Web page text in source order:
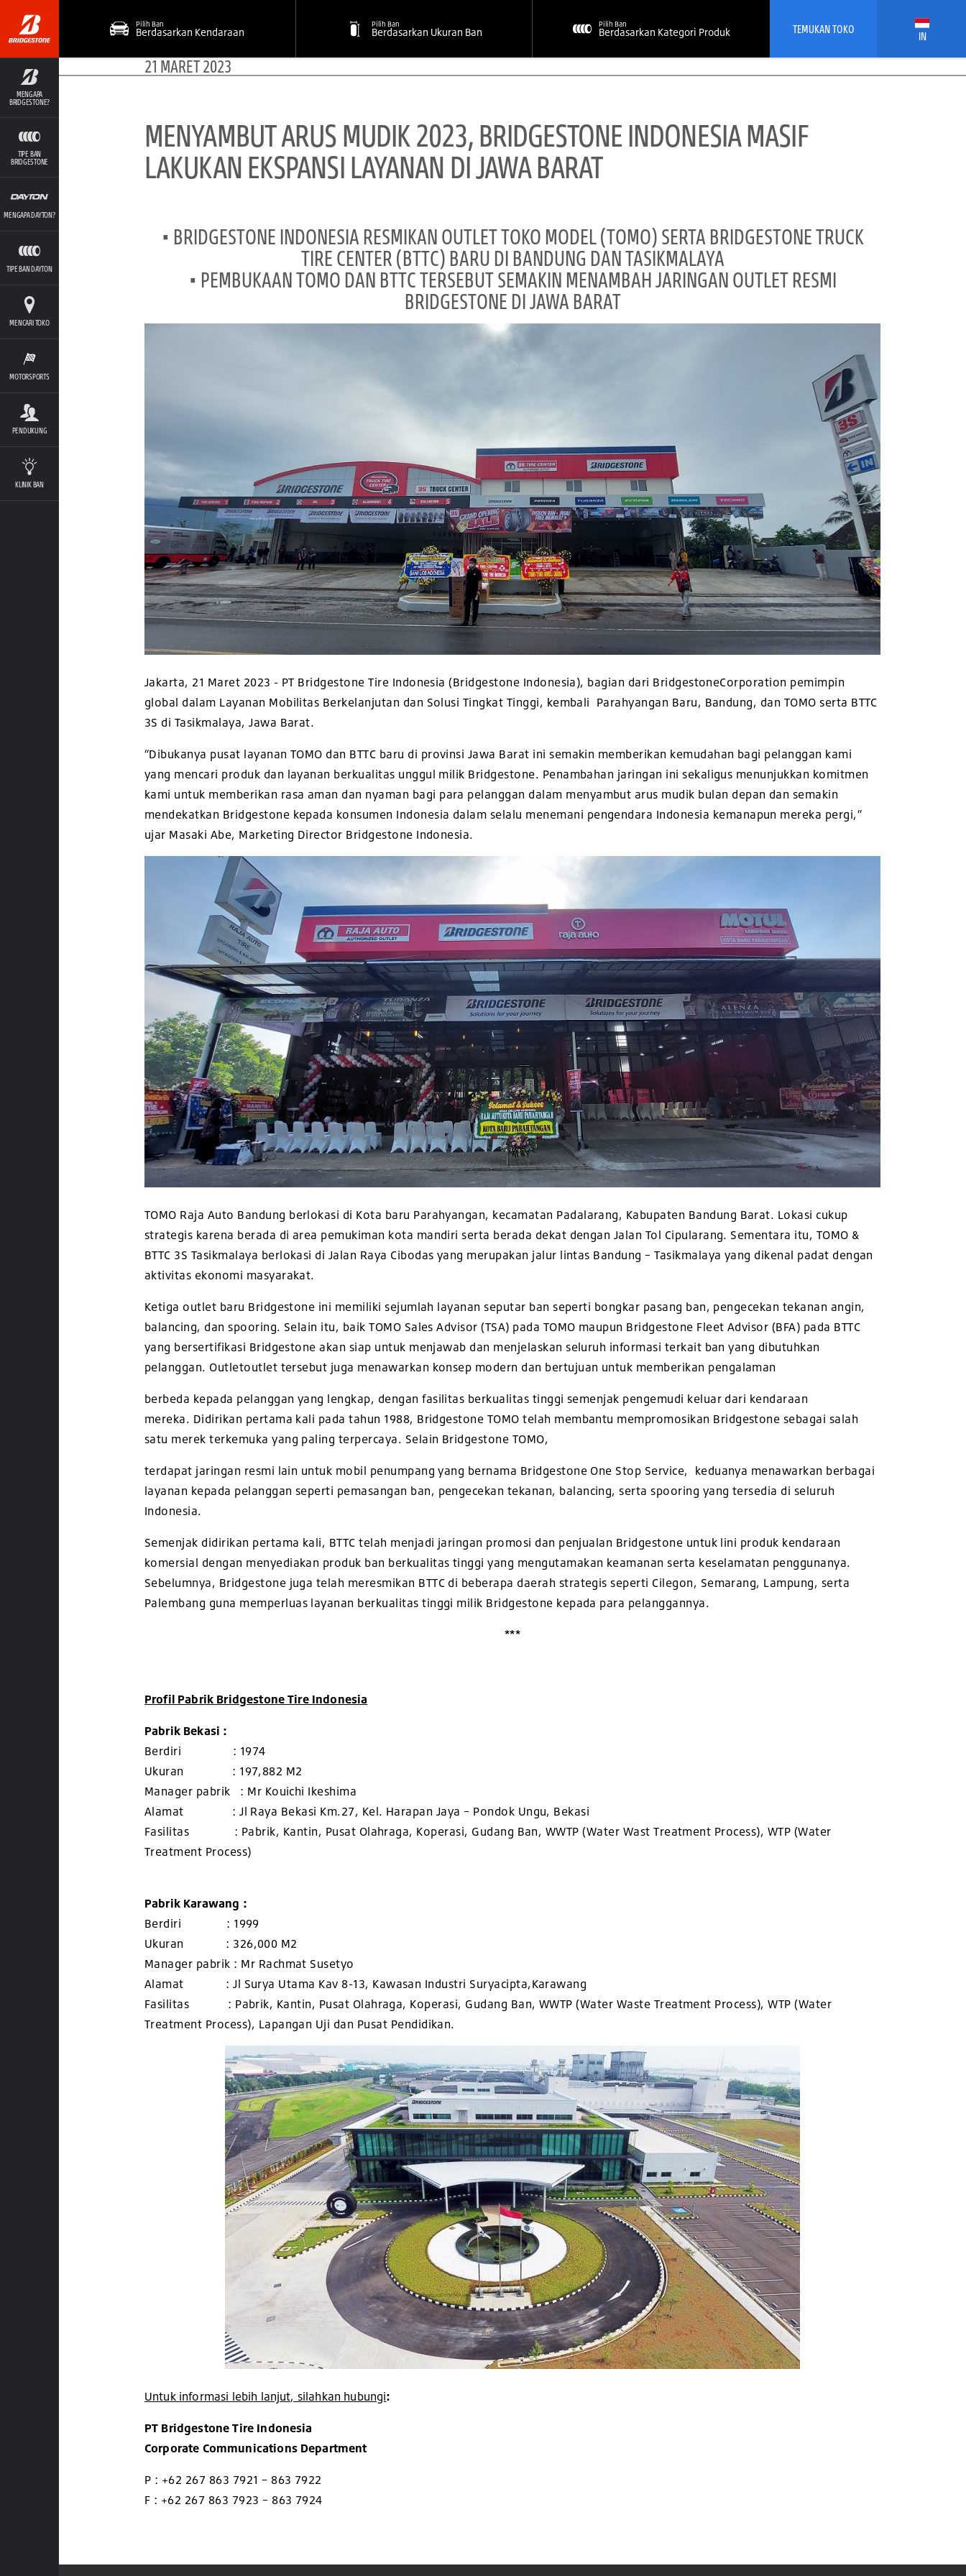
MENGAPA
BRIDGESTONE?
TIPE BAN
BRIDGESTONE
MENGAPA DAYTON?
TIPE BAN DAYTON
MENCARI TOKO
MOTORSPORTS
PENDUKUNG
KLINIK BAN
Pilih Ban
Berdasarkan Kendaraan
Pilih Ban
Berdasarkan Ukuran Ban
Pilih Ban
Berdasarkan Kategori Produk TEMUKAN TOKO IN
21 MARET 2023
MENYAMBUT ARUS MUDIK 2023, BRIDGESTONE INDONESIA MASIF
LAKUKAN EKSPANSI LAYANAN DI JAWA BARAT
• BRIDGESTONE INDONESIA RESMIKAN OUTLET TOKO MODEL (TOMO) SERTA BRIDGESTONE TRUCK
TIRE CENTER (BTTC) BARU DI BANDUNG DAN TASIKMALAYA
• PEMBUKAAN TOMO DAN BTTC TERSEBUT SEMAKIN MENAMBAH JARINGAN OUTLET RESMI
BRIDGESTONE DI JAWA BARAT
Jakarta, 21 Maret 2023 - PT Bridgestone Tire Indonesia (Bridgestone Indonesia), bagian dari BridgestoneCorporation pemimpin
global dalam Layanan Mobilitas Berkelanjutan dan Solusi Tingkat Tinggi, kembali Parahyangan Baru, Bandung, dan TOMO serta BTTC
3S di Tasikmalaya, Jawa Barat.
“Dibukanya pusat layanan TOMO dan BTTC baru di provinsi Jawa Barat ini semakin memberikan kemudahan bagi pelanggan kami
yang mencari produk dan layanan berkualitas unggul milik Bridgestone. Penambahan jaringan ini sekaligus menunjukkan komitmen
kami untuk memberikan rasa aman dan nyaman bagi para pelanggan dalam menyambut arus mudik bulan depan dan semakin
mendekatkan Bridgestone kepada konsumen Indonesia dalam selalu menemani pengendara Indonesia kemanapun mereka pergi,”
ujar Masaki Abe, Marketing Director Bridgestone Indonesia.
TOMO Raja Auto Bandung berlokasi di Kota baru Parahyangan, kecamatan Padalarang, Kabupaten Bandung Barat. Lokasi cukup
strategis karena berada di area pemukiman kota mandiri serta berada dekat dengan Jalan Tol Cipularang. Sementara itu, TOMO &
BTTC 3S Tasikmalaya berlokasi di Jalan Raya Cibodas yang merupakan jalur lintas Bandung – Tasikmalaya yang dikenal padat dengan
aktivitas ekonomi masyarakat.
Ketiga outlet baru Bridgestone ini memiliki sejumlah layanan seputar ban seperti bongkar pasang ban, pengecekan tekanan angin,
balancing, dan spooring. Selain itu, baik TOMO Sales Advisor (TSA) pada TOMO maupun Bridgestone Fleet Advisor (BFA) pada BTTC
yang bersertifikasi Bridgestone akan siap untuk menjawab dan menjelaskan seluruh informasi terkait ban yang dibutuhkan
pelanggan. Outletoutlet tersebut juga menawarkan konsep modern dan bertujuan untuk memberikan pengalaman
berbeda kepada pelanggan yang lengkap, dengan fasilitas berkualitas tinggi semenjak pengemudi keluar dari kendaraan
mereka. Didirikan pertama kali pada tahun 1988, Bridgestone TOMO telah membantu mempromosikan Bridgestone sebagai salah
satu merek terkemuka yang paling terpercaya. Selain Bridgestone TOMO,
terdapat jaringan resmi lain untuk mobil penumpang yang bernama Bridgestone One Stop Service, keduanya menawarkan berbagai
layanan kepada pelanggan seperti pemasangan ban, pengecekan tekanan, balancing, serta spooring yang tersedia di seluruh
Indonesia.
Semenjak didirikan pertama kali, BTTC telah menjadi jaringan promosi dan penjualan Bridgestone untuk lini produk kendaraan
komersial dengan menyediakan produk ban berkualitas tinggi yang mengutamakan keamanan serta keselamatan penggunanya.
Sebelumnya, Bridgestone juga telah meresmikan BTTC di beberapa daerah strategis seperti Cilegon, Semarang, Lampung, serta
Palembang guna memperluas layanan berkualitas tinggi milik Bridgestone kepada para pelanggannya.
***
Profil Pabrik Bridgestone Tire Indonesia
Pabrik Bekasi :
Berdiri : 1974
Ukuran : 197,882 M2
Manager pabrik : Mr Kouichi Ikeshima
Alamat : Jl Raya Bekasi Km.27, Kel. Harapan Jaya – Pondok Ungu, Bekasi
Fasilitas : Pabrik, Kantin, Pusat Olahraga, Koperasi, Gudang Ban, WWTP (Water Wast Treatment Process), WTP (Water
Treatment Process)
Pabrik Karawang :
Berdiri : 1999
Ukuran : 326,000 M2
Manager pabrik : Mr Rachmat Susetyo
Alamat : Jl Surya Utama Kav 8-13, Kawasan Industri Suryacipta,Karawang
Fasilitas : Pabrik, Kantin, Pusat Olahraga, Koperasi, Gudang Ban, WWTP (Water Waste Treatment Process), WTP (Water
Treatment Process), Lapangan Uji dan Pusat Pendidikan.
Untuk informasi lebih lanjut, silahkan hubungi:
PT Bridgestone Tire Indonesia
Corporate Communications Department
P : +62 267 863 7921 – 863 7922
F : +62 267 863 7923 – 863 7924